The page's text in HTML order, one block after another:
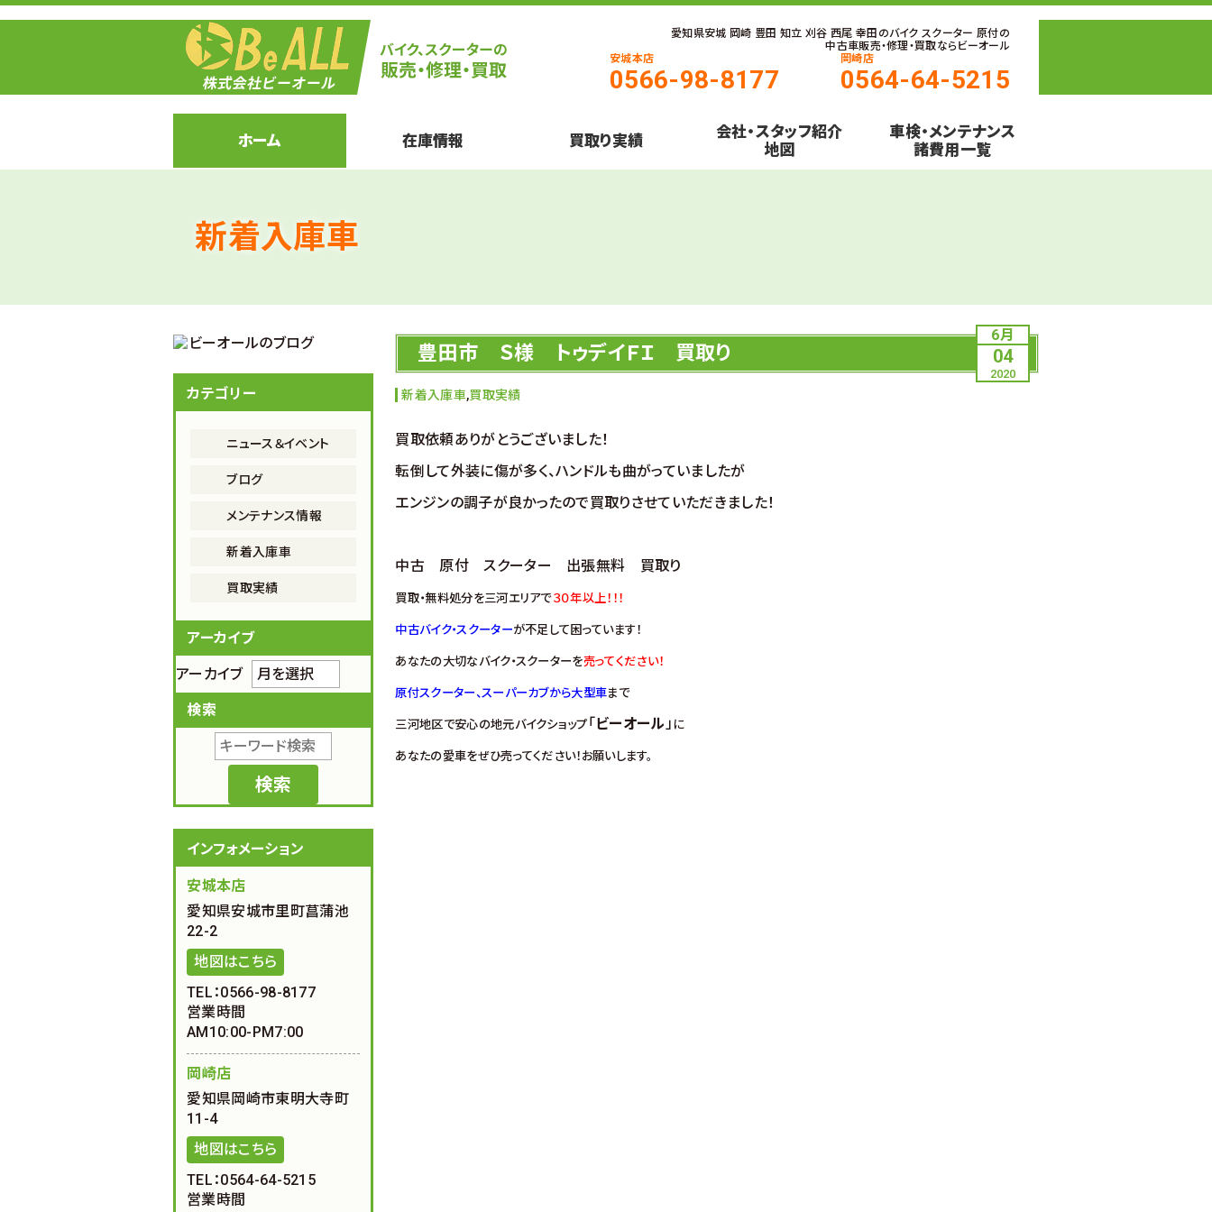
愛知県安城 岡崎 豊田 知立 刈谷 西尾 幸田のバイク スクーター 原付の
中古車販売・修理・買取ならビーオール
安城本店
0566-98-8177
岡崎店
0564-64-5215
ホーム 在庫情報 買取り実績
会社・スタッフ紹介
地図
車検・メンテナンス
諸費用一覧
新着入庫車
6月
04
2020
豊田市 Ｓ様 トゥデイＦＩ 買取り
新着入庫車,買取実績
買取依頼ありがとうございました！
転倒して外装に傷が多く、ハンドルも曲がっていましたが
エンジンの調子が良かったので買取りさせていただきました！
中古 原付 スクーター 出張無料 買取り
買取・無料処分を三河エリアで３０年以上！！！
中古バイク・スクーターが不足して困っています！
あなたの大切なバイク・スクーターを売ってください！
原付スクーター、スーパーカブから大型車まで
三河地区で安心の地元バイクショップ 「ビーオール」 に
あなたの愛車をぜひ売ってください！お願いします。
カテゴリー
ニュース＆イベント
ブログ
メンテナンス情報
新着入庫車
買取実績
アーカイブ
アーカイブ
検索
インフォメーション
安城本店
愛知県安城市里町菖蒲池
22-2
地図はこちら
TEL：0566-98-8177
営業時間
AM10:00-PM7:00
岡崎店
愛知県岡崎市東明大寺町
11-4
地図はこちら
TEL：0564-64-5215
営業時間